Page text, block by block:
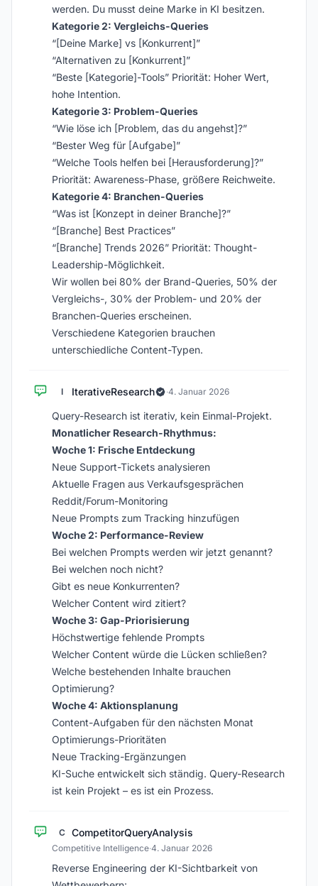
werden. Du musst deine Marke in KI besitzen.
Kategorie 2: Vergleichs-Queries
“[Deine Marke] vs [Konkurrent]”
“Alternativen zu [Konkurrent]”
“Beste [Kategorie]-Tools” Priorität: Hoher Wert,
hohe Intention.
Kategorie 3: Problem-Queries
“Wie löse ich [Problem, das du angehst]?”
“Bester Weg für [Aufgabe]”
“Welche Tools helfen bei [Herausforderung]?”
Priorität: Awareness-Phase, größere Reichweite.
Kategorie 4: Branchen-Queries
“Was ist [Konzept in deiner Branche]?”
“[Branche] Best Practices”
“[Branche] Trends 2026” Priorität: Thought-
Leadership-Möglichkeit.
Wir wollen bei 80% der Brand-Queries, 50% der
Vergleichs-, 30% der Problem- und 20% der
Branchen-Queries erscheinen.
Verschiedene Kategorien brauchen
unterschiedliche Content-Typen.
I IterativeResearch ·4. Januar 2026
Query-Research ist iterativ, kein Einmal-Projekt.
Monatlicher Research-Rhythmus:
Woche 1: Frische Entdeckung
Neue Support-Tickets analysieren
Aktuelle Fragen aus Verkaufsgesprächen
Reddit/Forum-Monitoring
Neue Prompts zum Tracking hinzufügen
Woche 2: Performance-Review
Bei welchen Prompts werden wir jetzt genannt?
Bei welchen noch nicht?
Gibt es neue Konkurrenten?
Welcher Content wird zitiert?
Woche 3: Gap-Priorisierung
Höchstwertige fehlende Prompts
Welcher Content würde die Lücken schließen?
Welche bestehenden Inhalte brauchen
Optimierung?
Woche 4: Aktionsplanung
Content-Aufgaben für den nächsten Monat
Optimierungs-Prioritäten
Neue Tracking-Ergänzungen
KI-Suche entwickelt sich ständig. Query-Research
ist kein Projekt – es ist ein Prozess.
C CompetitorQueryAnalysis
Competitive Intelligence·4. Januar 2026
Reverse Engineering der KI-Sichtbarkeit von